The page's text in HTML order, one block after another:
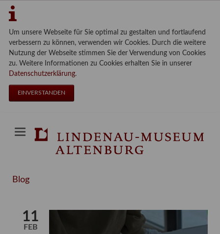
Um unsere Webseite für Sie optimal zu gestalten und fortlaufend
verbessern zu können, verwenden wir Cookies. Durch die weitere
Nutzung der Webseite stimmen Sie der Verwendung von Cookies
zu. Weitere Informationen zu Cookies erhalten Sie in unserer
Datenschutzerklärung.
EINVERSTANDEN
Blog
11
FEB